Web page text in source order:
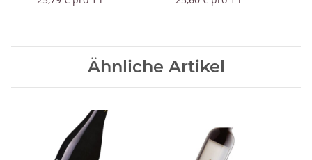
Ähnliche Artikel